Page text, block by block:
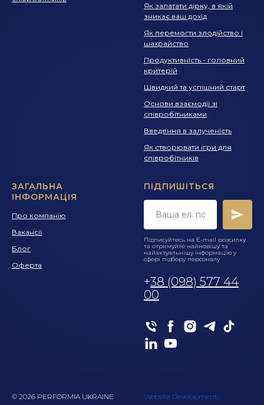
Як залатати дірку, в якій
зникає ваш дохід
Як перемогти злодійство і
шахрайство
Продуктивність - головний
критерій
Швидкий та успішний старт
Основи взаємодії зі
співробітниками
Введення в залученість
Як створювати ігри для
співробітників
ЗАГАЛЬНА
ІНФОРМАЦІЯ
Про компанію
Вакансії
Блог
Оферта
ПІДПИШІТЬСЯ
Підписуйтесь на E-mail розсилку
та отримуйте найновішу та
найактуальнішу інформацію у
сфері підбору персоналу
+38 (098) 577 44
00
© 2026 PERFORMIA UKRAINE
Website Development: